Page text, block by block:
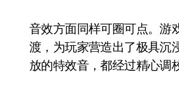
音效方面同样可圈可点。游
渡，为玩家营造出了极具沉
放的特效音，都经过精心调